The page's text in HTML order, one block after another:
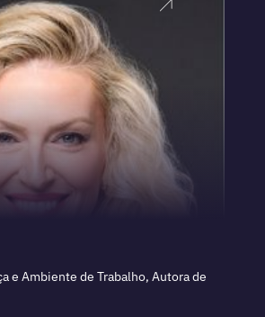
e Ambiente de Trabalho, Autora de